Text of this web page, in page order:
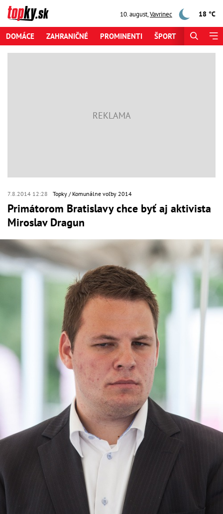
10. august,Vavrinec 18 °C
DOMÁCE ZAHRANIČNÉ PROMINENTI ŠPORT
7.8.2014 12:28 Topky Komunálne voľby 2014
Primátorom Bratislavy chce byť aj aktivista
Miroslav Dragun